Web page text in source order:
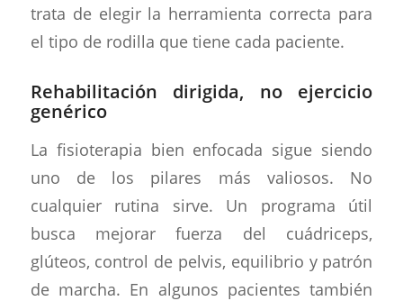
trata de elegir la herramienta correcta para
el tipo de rodilla que tiene cada paciente.
Rehabilitación dirigida, no ejercicio
genérico
La fisioterapia bien enfocada sigue siendo
uno de los pilares más valiosos. No
cualquier rutina sirve. Un programa útil
busca mejorar fuerza del cuádriceps,
glúteos, control de pelvis, equilibrio y patrón
de marcha. En algunos pacientes también